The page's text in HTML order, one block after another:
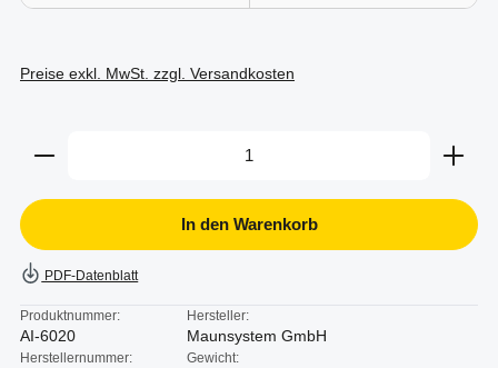
Preise exkl. MwSt. zzgl. Versandkosten
Produkt Anzahl: Gib den gewünschten Wert ein
In den Warenkorb
PDF-Datenblatt
Produktnummer:
AI-6020
Hersteller:
Maunsystem GmbH
Herstellernummer: Gewicht: